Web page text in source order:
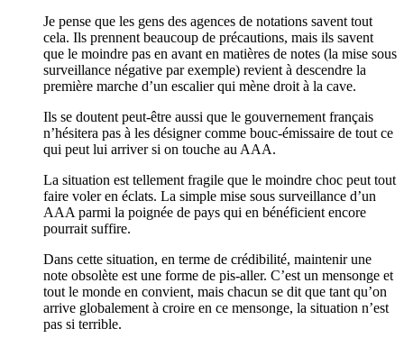
Je pense que les gens des agences de notations savent tout
cela. Ils prennent beaucoup de précautions, mais ils savent
que le moindre pas en avant en matières de notes (la mise sous
surveillance négative par exemple) revient à descendre la
première marche d’un escalier qui mène droit à la cave.
Ils se doutent peut-être aussi que le gouvernement français
n’hésitera pas à les désigner comme bouc-émissaire de tout ce
qui peut lui arriver si on touche au AAA.
La situation est tellement fragile que le moindre choc peut tout
faire voler en éclats. La simple mise sous surveillance d’un
AAA parmi la poignée de pays qui en bénéficient encore
pourrait suffire.
Dans cette situation, en terme de crédibilité, maintenir une
note obsolète est une forme de pis-aller. C’est un mensonge et
tout le monde en convient, mais chacun se dit que tant qu’on
arrive globalement à croire en ce mensonge, la situation n’est
pas si terrible.